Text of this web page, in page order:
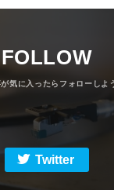
FOLLOW
Twitter